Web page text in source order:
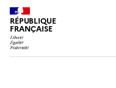
RÉPUBLIQUE
FRANÇAISE